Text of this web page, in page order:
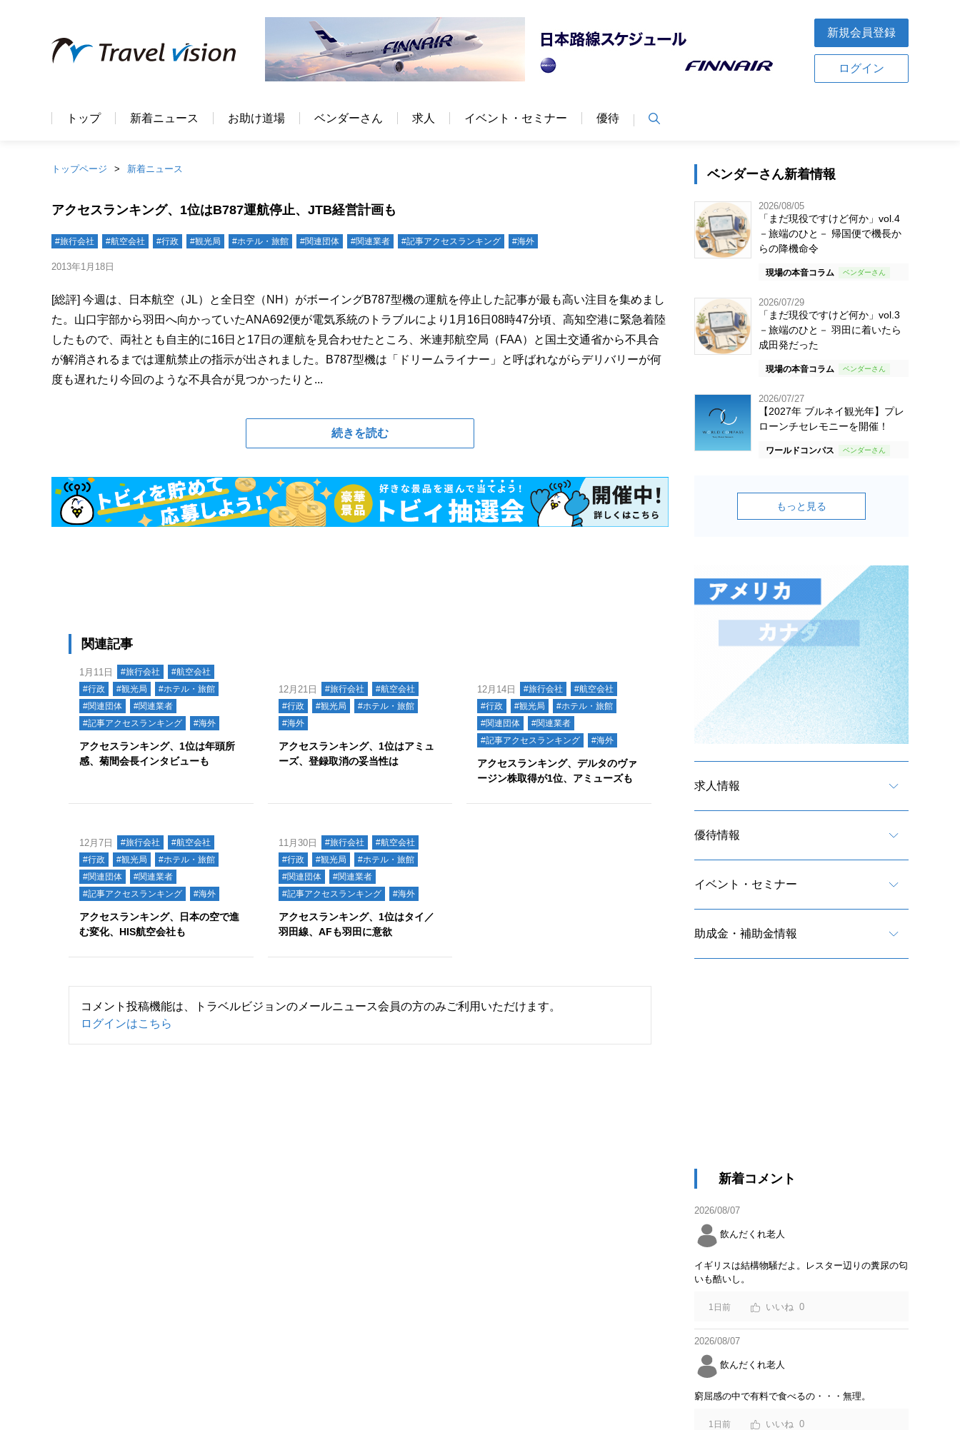
新規会員登録
ログイン
トップ 新着ニュース お助け道場 ベンダーさん 求人 イベント・セミナー 優待
トップページ 新着ニュース
アクセスランキング、1位はB787運航停止、JTB経営計画も
#旅行会社 #航空会社 #行政 #観光局 #ホテル・旅館 #関連団体 #関連業者 #記事アクセスランキング #海外
2013年1月18日
[総評] 今週は、日本航空（JL）と全日空（NH）がボーイングB787型機の運航を停止した記事が最も高い注目を集めまし
た。山口宇部から羽田へ向かっていたANA692便が電気系統のトラブルにより1月16日08時47分頃、高知空港に緊急着陸
したもので、両社とも自主的に16日と17日の運航を見合わせたところ、米連邦航空局（FAA）と国土交通省から不具合
が解消されるまでは運航禁止の指示が出されました。B787型機は「ドリームライナー」と呼ばれながらデリバリーが何
度も遅れたり今回のような不具合が見つかったりと...
続きを読む
関連記事
1月11日 #旅行会社
#航空会社
#行政
#観光局
#ホテル・旅館
#関連団体
#関連業者
#記事アクセスランキング
#海外
アクセスランキング、1位は年頭所
感、菊間会長インタビューも
12月21日 #旅行会社
#航空会社
#行政
#観光局
#ホテル・旅館
#海外
アクセスランキング、1位はアミュ
ーズ、登録取消の妥当性は
12月14日 #旅行会社
#航空会社
#行政
#観光局
#ホテル・旅館
#関連団体
#関連業者
#記事アクセスランキング
#海外
アクセスランキング、デルタのヴァ
ージン株取得が1位、アミューズも
12月7日 #旅行会社
#航空会社
#行政
#観光局
#ホテル・旅館
#関連団体
#関連業者
#記事アクセスランキング
#海外
アクセスランキング、日本の空で進
む変化、HIS航空会社も
11月30日 #旅行会社
#航空会社
#行政
#観光局
#ホテル・旅館
#関連団体
#関連業者
#記事アクセスランキング
#海外
アクセスランキング、1位はタイ／
羽田線、AFも羽田に意欲
コメント投稿機能は、トラベルビジョンのメールニュース会員の方のみご利用いただけます。
ログインはこちら
ベンダーさん新着情報
2026/08/05
「まだ現役ですけど何か」vol.4
－旅端のひと－ 帰国便で機長か
らの降機命令
現場の本音コラム
2026/07/29
「まだ現役ですけど何か」vol.3
－旅端のひと－ 羽田に着いたら
成田発だった
現場の本音コラム
2026/07/27
【2027年 ブルネイ観光年】プレ
ローンチセレモニーを開催！
ワールドコンパス
もっと見る
求人情報
優待情報
イベント・セミナー
助成金・補助金情報
新着コメント
2026/08/07
飲んだくれ老人
イギリスは結構物騒だよ。レスター辺りの糞尿の匂
いも酷いし。
1日前 0
2026/08/07
飲んだくれ老人
窮屈感の中で有料で食べるの・・・無理。
1日前 0